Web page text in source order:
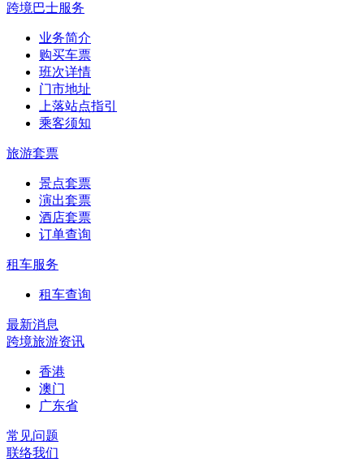
跨境巴士服务
业务简介
购买车票
班次详情
门市地址
上落站点指引
乘客须知
旅游套票
景点套票
演出套票
酒店套票
订单查询
租车服务
租车查询
最新消息
跨境旅游资讯
香港
澳门
广东省
常见问题
联络我们